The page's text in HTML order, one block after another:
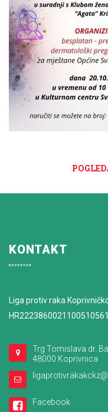
KONTAKT
Liga protiv raka
HR2223860021100510561
Trg Tomislava dr.
48000 Koprivnica
Facebook